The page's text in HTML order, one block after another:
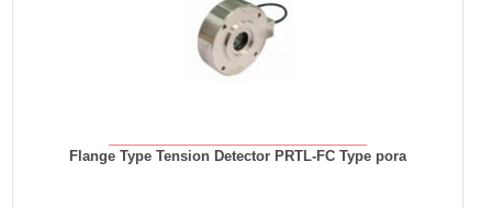
Flange Type Tension Detector PRTL-FC Type pora